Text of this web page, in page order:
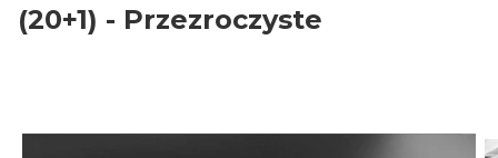
(20+1) - Przezroczyste